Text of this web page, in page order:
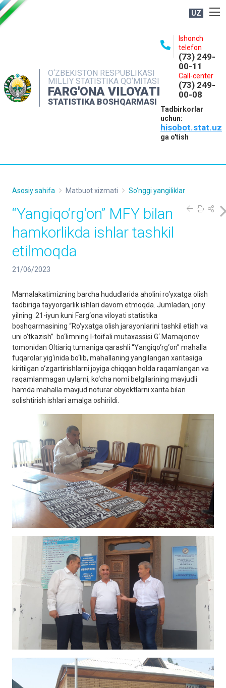
UZ
O‘ZBEKISTON RESPUBLIKASI
MILLIY STATISTIKA QO‘MITASI
FARG'ONA VILOYATI
STATISTIKA BOSHQARMASI
Ishonch
telefon
(73) 249-
00-11
Call-center
(73) 249-
00-08
Tadbirkorlar
uchun:
hisobot.stat.uz
ga o'tish
NASHRLAR
INTERAKTIV XIZMATLAR
MATBUOT XIZMATI
Asosiy sahifa Matbuot xizmati So'nggi yangiliklar
“Yangiqo‘rg‘on” MFY bilan
hamkorlikda ishlar tashkil
etilmoqda
21/06/2023
Mamalakatimizning barcha hududlarida aholini ro‘yxatga olish
tadbiriga tayyorgarlik ishlari davom etmoqda. Jumladan, joriy
yilning 21-iyun kuni Farg‘ona viloyati statistika
boshqarmasining “Ro‘yxatga olish jarayonlarini tashkil etish va
uni o‘tkazish” bo‘limning I-toifali mutaxassisi G‘.Mamajonov
tomonidan Oltiariq tumaniga qarashli “Yangiqo‘rg‘on” mahalla
fuqarolar yig‘inida bo‘lib, mahallaning yangilangan xaritasiga
kiritilgan o‘zgartirishlarni joyiga chiqqan holda raqamlangan va
raqamlanmagan uylarni, ko‘cha nomi belgilarining mavjudli
hamda mahalla mavjud noturar obyektlarni xarita bilan
solishtirish ishlari amalga oshirildi.